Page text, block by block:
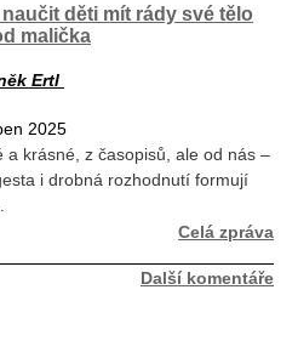
děti mít rády své tělo
malička
Ertl
2025
a krásné, z časopisů, ale od nás –
i drobná rozhodnutí formují
Celá zpráva
Další komentáře